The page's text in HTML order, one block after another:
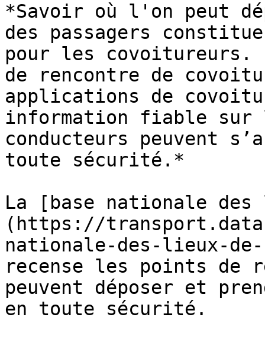
*Savoir où l'on peut
des passagers
pour les covoitureurs.
de rencontre de
applications de
information fiable
conducteurs peuvent
toute sécurité.*
La [base nationale
(https://
nationale-des-lieux-
recense les points de
peuvent déposer et
en toute sécurité.